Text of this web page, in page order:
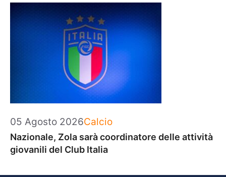
05 Agosto 2026Categorie
Calcio
Nazionale, Zola sarà coordinatore delle attività
giovanili del Club Italia